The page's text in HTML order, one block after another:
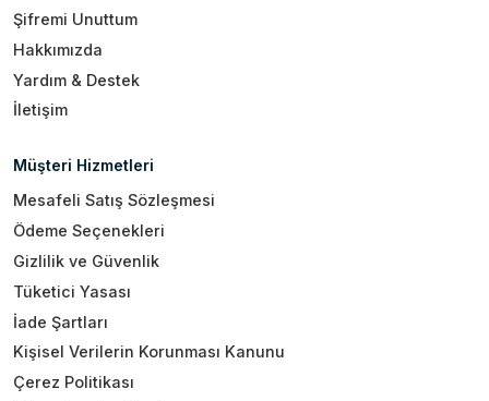
Şifremi Unuttum
Hakkımızda
Yardım & Destek
İletişim
Müşteri Hizmetleri
Mesafeli Satış Sözleşmesi
Ödeme Seçenekleri
Gizlilik ve Güvenlik
Tüketici Yasası
İade Şartları
Kişisel Verilerin Korunması Kanunu
Çerez Politikası